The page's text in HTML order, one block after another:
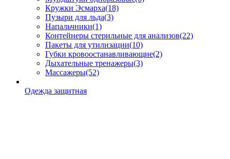
Кружки Эсмарха(18)
Пузыри для льда(3)
Напальчники(1)
Контейнеры стерильные для анализов(22)
Пакеты для утилизации(10)
Губки кровоостанавливающие(2)
Дыхательные тренажеры(3)
Массажеры(52)
Одежда защитная